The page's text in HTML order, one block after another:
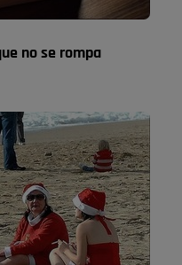
no se rompa